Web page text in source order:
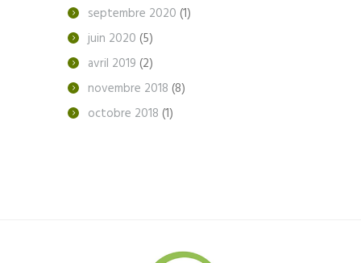
septembre 2020 (1)
juin 2020 (5)
avril 2019 (2)
novembre 2018 (8)
octobre 2018 (1)